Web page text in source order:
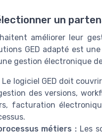
un
améliorer leur
GED adapté est
gestion électronique
Le logiciel GED doit
des versions,
facturation
métiers : Les